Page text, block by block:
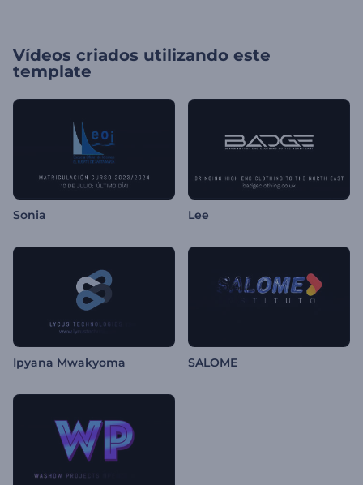
Vídeos criados utilizando este
template
Sonia Lee
Ipyana Mwakyoma SALOME